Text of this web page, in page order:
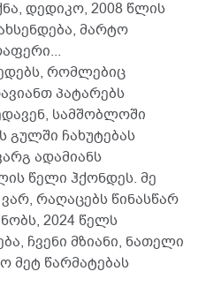
დედიკო, 2008 წლის
მარტო
რომლებიც
პატარებს
სამშობლოში
გულში ჩახუტებას
ადამიანს
წელი ჰქონდეს. მე
რაღაცებს წინასწარ
2024 წელს
ჩვენი მზიანი, ნათელი
მეტ წარმატებას